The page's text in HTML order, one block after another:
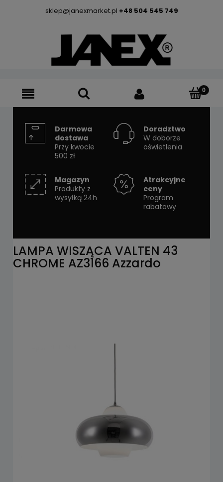
sklep@janexmarket.pl +48 504 545 749
Darmowa
dostawa
Przy kwocie
500 zł
Doradztwo
W doborze
oświetlenia
Magazyn
Produkty z
wysyłką 24h
Atrakcyjne
ceny
Program
rabatowy
LAMPA WISZĄCA VALTEN 43
CHROME AZ3166 Azzardo